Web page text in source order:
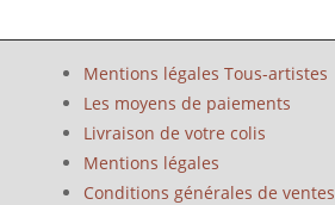
Mentions légales Tous-artistes
Les moyens de paiements
Livraison de votre colis
Mentions légales
Conditions générales de ventes